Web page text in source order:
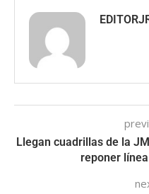
Llegan cuadrillas de la
reponer